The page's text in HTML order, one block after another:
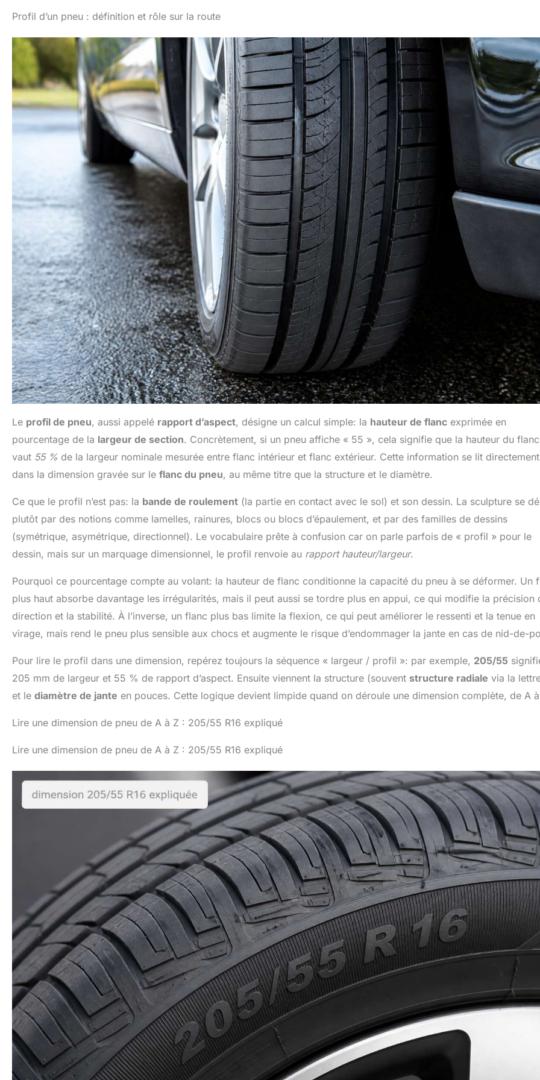
Profil d’un pneu : définition et rôle sur la route
Le profil de pneu, aussi appelé rapport d’aspect, désigne un calcul simple: la hauteur de flanc exprimée en
pourcentage de la largeur de section. Concrètement, si un pneu affiche « 55 », cela signifie que la hauteur du flanc
vaut 55 % de la largeur nominale mesurée entre flanc intérieur et flanc extérieur. Cette information se lit directement
dans la dimension gravée sur le flanc du pneu, au même titre que la structure et le diamètre.
Ce que le profil n’est pas: la bande de roulement (la partie en contact avec le sol) et son dessin. La sculpture se
plutôt par des notions comme lamelles, rainures, blocs ou blocs d’épaulement, et par des familles de dessins
(symétrique, asymétrique, directionnel). Le vocabulaire prête à confusion car on parle parfois de « profil » pour le
dessin, mais sur un marquage dimensionnel, le profil renvoie au rapport hauteur/largeur.
Pourquoi ce pourcentage compte au volant: la hauteur de flanc conditionne la capacité du pneu à se déformer. Un
plus haut absorbe davantage les irrégularités, mais il peut aussi se tordre plus en appui, ce qui modifie la précision
direction et la stabilité. À l’inverse, un flanc plus bas limite la flexion, ce qui peut améliorer le ressenti et la tenue en
virage, mais rend le pneu plus sensible aux chocs et augmente le risque d’endommager la jante en cas de nid-de-
Pour lire le profil dans une dimension, repérez toujours la séquence « largeur / profil »: par exemple, 205/55
205 mm de largeur et 55 % de rapport d’aspect. Ensuite viennent la structure (souvent structure radiale via la
et le diamètre de jante en pouces. Cette logique devient limpide quand on déroule une dimension complète, de A
Lire une dimension de pneu de A à Z : 205/55 R16 expliqué
Lire une dimension de pneu de A à Z : 205/55 R16 expliqué